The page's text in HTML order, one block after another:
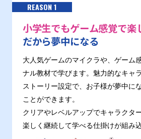
REASON 1
小学生でもゲーム感覚で楽
だから夢中になる
大人気ゲームのマイクラや、ゲーム
ナル教材で学びます。魅力的なキャ
ストーリー設定で、お子様が夢中に
ことができます。
クリアやレベルアップでキャラクタ
楽しく継続して学べる仕掛けが組み